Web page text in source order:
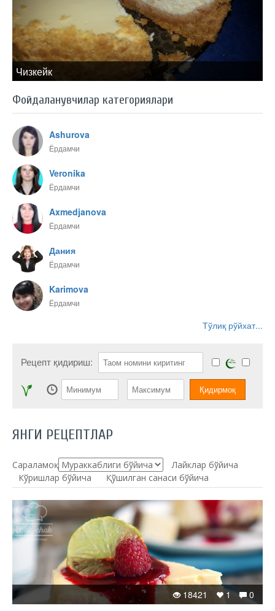
Чизкейк
Фойдаланувчилар категориялари
Ashurova
Ёрдамчи
Veronika
Ёрдамчи
Axmedjanova
Ёрдамчи
Дания
Ёрдамчи
Karimova
Ёрдамчи
Тўлиқ рўйхат...
Рецепт қидириш:
ЯНГИ РЕЦЕПТЛАР
Сараламоқ:
Лайклар бўйича
Кўришлар бўйича
Қўшилган санаси бўйича
0
1
18421